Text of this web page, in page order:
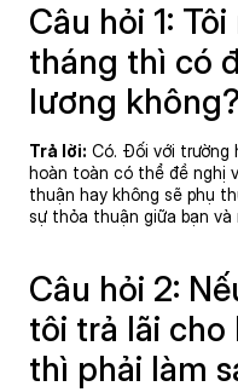
Câu hỏi 1:
tháng thì có
lương không?
Trả lời: Có. Đối với trường
hoàn toàn có thể đề nghị
thuận hay không sẽ phụ
sự thỏa thuận giữa bạn và
Câu hỏi 2:
tôi trả lãi
thì phải làm